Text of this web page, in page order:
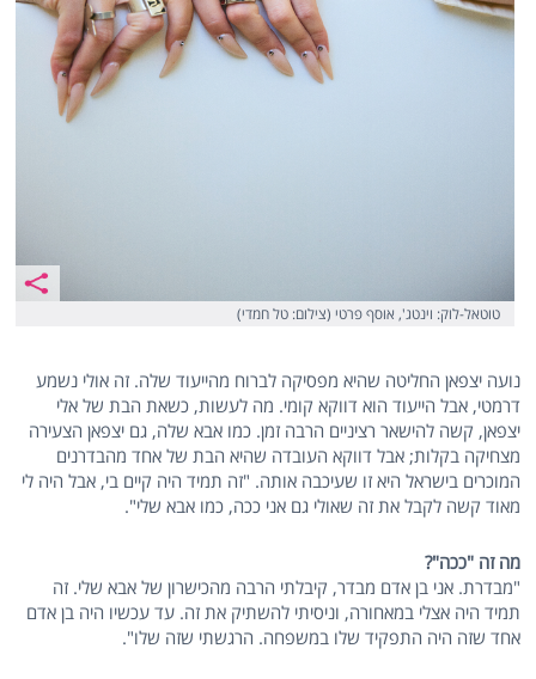
טוטאל-לוק: וינטג', אוסף פרטי (צילום: טל חמדי)
נועה יצפאן החליטה שהיא מפסיקה לברוח מהייעוד שלה. זה אולי נשמע
דרמטי, אבל הייעוד הוא דווקא קומי. מה לעשות, כשאת הבת של אלי
יצפאן, קשה להישאר רציניים הרבה זמן. כמו אבא שלה, גם יצפאן הצעירה
מצחיקה בקלות; אבל דווקא העובדה שהיא הבת של אחד מהבדרנים
המוכרים בישראל היא זו שעיכבה אותה. "זה תמיד היה קיים בי, אבל היה לי
מאוד קשה לקבל את זה שאולי גם אני ככה, כמו אבא שלי".
מה זה "ככה"?
"מבדרת. אני בן אדם מבדר, קיבלתי הרבה מהכישרון של אבא שלי. זה
תמיד היה אצלי במאחורה, וניסיתי להשתיק את זה. עד עכשיו היה בן אדם
אחד שזה היה התפקיד שלו במשפחה. הרגשתי שזה שלו".